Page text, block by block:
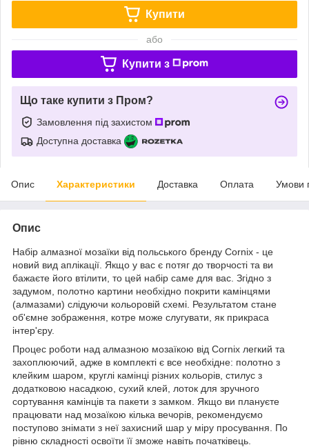
Купити
або
Купити з
Що таке купити з Пром?
Замовлення під захистом
Доступна доставка
Опис Характеристики Доставка Оплата Умови
Опис
Набір алмазної мозаїки від польського бренду Cornix - це
новий вид аплікації. Якщо у вас є потяг до творчості та ви
бажаєте його втілити, то цей набір саме для вас. Згідно з
задумом, полотно картини необхідно покрити камінцями
(алмазами) слідуючи кольоровій схемі. Результатом стане
об'ємне зображення, котре може слугувати, як прикраса
інтер'єру.
Процес роботи над алмазною мозаїкою від Cornix легкий та
захоплюючий, адже в комплекті є все необхідне: полотно з
клейким шаром, круглі камінці різних кольорів, стилус з
додатковою насадкою, сухий клей, лоток для зручного
сортування камінців та пакети з замком. Якщо ви плануєте
працювати над мозаїкою кілька вечорів, рекомендуємо
поступово знімати з неї захисний шар у міру просування. По
рівню складності освоїти її зможе навіть початківець.